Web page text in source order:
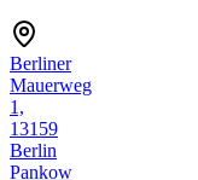
Berliner
Mauerweg
1,
13159
Berlin
Pankow